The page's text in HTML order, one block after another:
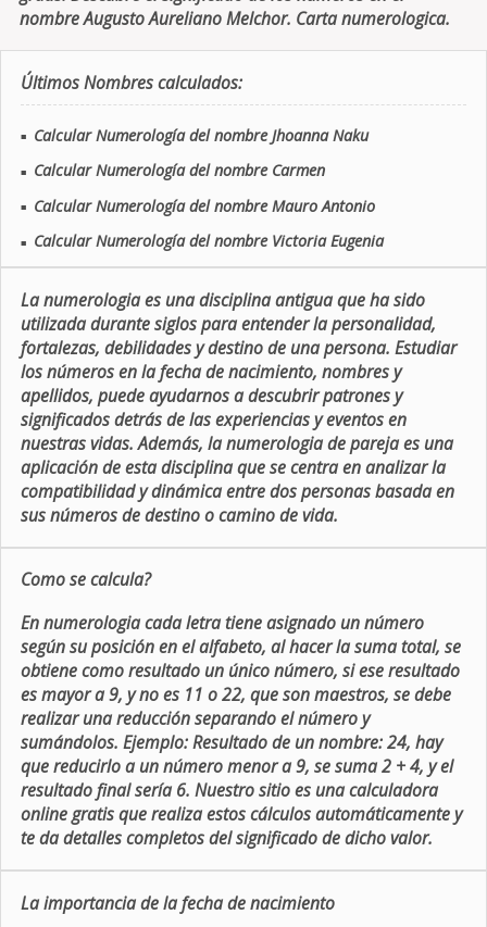
nombre Augusto Aureliano Melchor. Carta numerologica.
Últimos Nombres calculados:
■ Calcular Numerología del nombre Jhoanna Naku
■ Calcular Numerología del nombre Carmen
■ Calcular Numerología del nombre Mauro Antonio
■ Calcular Numerología del nombre Victoria Eugenia
La numerologia es una disciplina antigua que ha sido
utilizada durante siglos para entender la personalidad,
fortalezas, debilidades y destino de una persona. Estudiar
los números en la fecha de nacimiento, nombres y
apellidos, puede ayudarnos a descubrir patrones y
significados detrás de las experiencias y eventos en
nuestras vidas. Además, la numerologia de pareja es una
aplicación de esta disciplina que se centra en analizar la
compatibilidad y dinámica entre dos personas basada en
sus números de destino o camino de vida.
Como se calcula?
En numerologia cada letra tiene asignado un número
según su posición en el alfabeto, al hacer la suma total, se
obtiene como resultado un único número, si ese resultado
es mayor a 9, y no es 11 o 22, que son maestros, se debe
realizar una reducción separando el número y
sumándolos. Ejemplo: Resultado de un nombre: 24, hay
que reducirlo a un número menor a 9, se suma 2 + 4, y el
resultado final sería 6. Nuestro sitio es una calculadora
online gratis que realiza estos cálculos automáticamente y
te da detalles completos del significado de dicho valor.
La importancia de la fecha de nacimiento